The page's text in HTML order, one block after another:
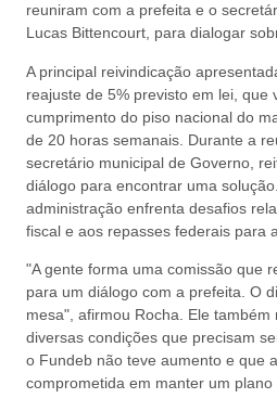
reuniram com a prefeita e o
Lucas Bittencourt, para dialogar
A principal reivindicação
reajuste de 5% previsto em lei, que
cumprimento do piso nacional do
de 20 horas semanais. Durante a
secretário municipal de Governo,
diálogo para encontrar uma
administração enfrenta desafios
fiscal e aos repasses federais para
"A gente forma uma comissão que
para um diálogo com a prefeita. O
mesa", afirmou Rocha. Ele também
diversas condições que precisam
o Fundeb não teve aumento e que
comprometida em manter um plano